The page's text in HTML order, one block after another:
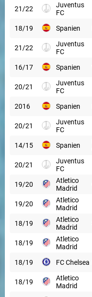
21/22
Juventus
FC
18/19 Spanien
21/22
Juventus
FC
16/17 Spanien
20/21
Juventus
FC
2016 Spanien
20/21
Juventus
FC
14/15 Spanien
20/21
Juventus
FC
19/20
Atletico
Madrid
19/20
Atletico
Madrid
18/19
Atletico
Madrid
18/19
Atletico
Madrid
18/19 FC Chelsea
18/19
Atletico
Madrid